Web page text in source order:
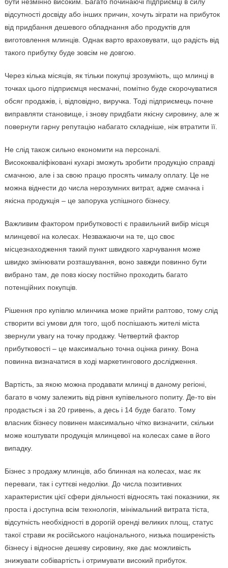
бути незмінно високим. Багато починаючі підприємці в силу
відсутності досвіду або інших причин, хочуть зіграти на прибуток
від придбання дешевого обладнання або продуктів для
виготовлення млинців. Однак варто враховувати, що радість від
такого прибутку буде зовсім не довгою.
Через кілька місяців, як тільки покупці зрозуміють, що млинці в
точках цього підприємця несмачні, помітно буде скорочуватися
обсяг продажів, і, відповідно, виручка. Тоді підприємець почне
виправляти становище, і знову придбати якісну сировину, але ж
повернути гарну репутацію набагато складніше, ніж втратити її.
Не слід також сильно економити на персоналі.
Висококваліфіковані кухарі зможуть зробити продукцію справді
смачною, але і за свою працю просять чималу оплату. Це не
можна віднести до числа нерозумних витрат, адже смачна і
якісна продукція – це запорука успішного бізнесу.
Важливим фактором прибутковості є правильний вибір місця
млинцевої на колесах. Незважаючи на те, що своє
місцезнаходження такий пункт швидкого харчування може
швидко змінювати розташування, воно завжди повинно бути
вибрано там, де повз кіоску постійно проходить багато
потенційних покупців.
Рішення про купівлю млинчика може прийти раптово, тому слід
створити всі умови для того, щоб поспішають жителі міста
звернули увагу на точку продажу. Четвертий фактор
прибутковості – це максимально точна оцінка ринку. Вона
повинна визначатися в ході маркетингового дослідження.
Вартість, за якою можна продавати млинці в даному регіоні,
багато в чому залежить від рівня купівельного попиту. Де-то він
продасться і за 20 гривень, а десь і 14 буде багато. Тому
власник бізнесу повинен максимально чітко визначити, скільки
може коштувати продукція млинцевої на колесах саме в його
випадку.
Бізнес з продажу млинців, або блинная на колесах, має як
переваги, так і суттєві недоліки. До числа позитивних
характеристик цієї сфери діяльності відносять такі показники, як
проста і доступна всім технологія, мінімальний витрата тіста,
відсутність необхідності в дорогій оренді великих площ, статус
такої страви як російського національного, низька поширеність
бізнесу і відносне дешеву сировину, яке дає можливість
знижувати собівартість і отримувати високий прибуток.